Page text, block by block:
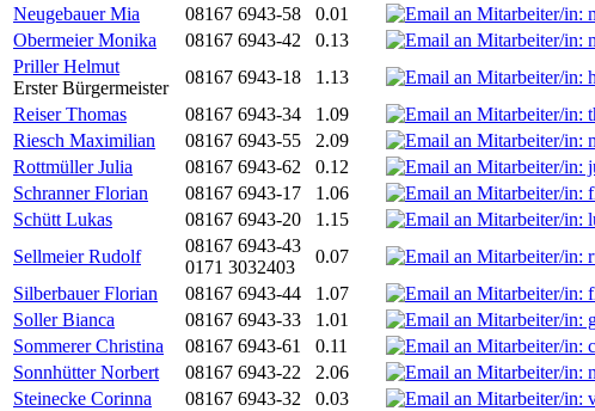
Neugebauer Mia
08167 6943-58 0.01
Obermeier Monika
08167 6943-42 0.13
Priller Helmut
Erster Bürgermeister
08167 6943-18 1.13
Reiser Thomas
08167 6943-34 1.09
Riesch Maximilian
08167 6943-55 2.09
Rottmüller Julia
08167 6943-62 0.12
Schranner Florian
08167 6943-17 1.06
Schütt Lukas
08167 6943-20 1.15
Sellmeier Rudolf
08167 6943-43
0171 3032403
0.07
Silberbauer Florian
08167 6943-44 1.07
Soller Bianca
08167 6943-33 1.01
Sommerer Christina
08167 6943-61 0.11
Sonnhütter Norbert
08167 6943-22 2.06
Steinecke Corinna
08167 6943-32 0.03